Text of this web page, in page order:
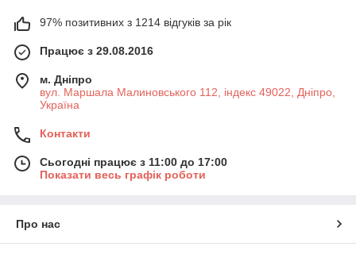
97% позитивних з 1214 відгуків за рік
Працює з 29.08.2016
м. Дніпро
вул. Маршала Малиновського 112, індекс 49022, Дніпро,
Україна
Контакти
Сьогодні працює з 11:00 до 17:00
Показати весь графік роботи
Про нас